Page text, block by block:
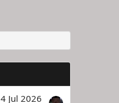
4 Jul 2026